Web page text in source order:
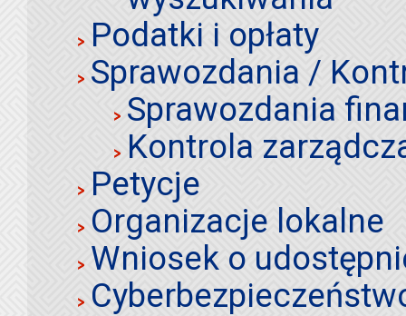
Podatki i opłaty
Sprawozdania /
Sprawozdania
Kontrola
Petycje
Organizacje lokalne
Wniosek o